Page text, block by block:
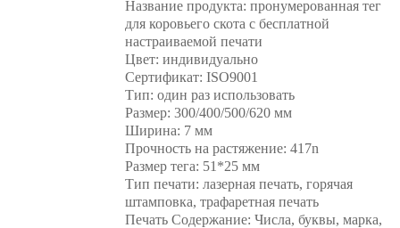
Название продукта: пронумерованная тег
для коровьего скота с бесплатной
настраиваемой печати
Цвет: индивидуально
Сертификат: ISO9001
Тип: один раз использовать
Размер: 300/400/500/620 мм
Ширина: 7 мм
Прочность на растяжение: 417n
Размер тега: 51*25 мм
Тип печати: лазерная печать, горячая
штамповка, трафаретная печать
Печать Содержание: Числа, буквы, марка,